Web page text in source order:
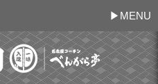
MENU